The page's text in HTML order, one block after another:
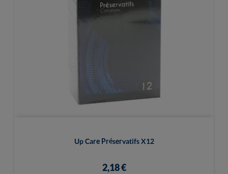
Up Care Préservatifs X12
2,18 €